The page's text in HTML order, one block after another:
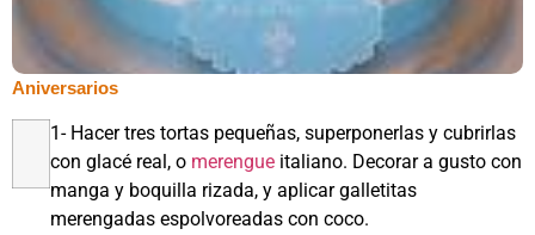
Aniversarios
1- Hacer tres tortas pequeñas, superponerlas y cubrirlas
con glacé real, o merengue italiano. Decorar a gusto con
manga y boquilla rizada, y aplicar galletitas
merengadas espolvoreadas con coco.